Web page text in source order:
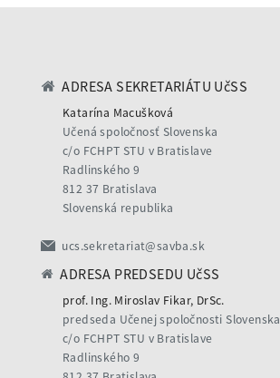
ADRESA SEKRETARIÁTU UčSS
Katarína Macušková
Učená spoločnosť Slovenska
c/o FCHPT STU v Bratislave
Radlinského 9
812 37 Bratislava
Slovenská republika
ucs.sekretariat@savba.sk
ADRESA PREDSEDU UčSS
prof. Ing. Miroslav Fikar, DrSc.
predseda Učenej spoločnosti Slovenska
c/o FCHPT STU v Bratislave
Radlinského 9